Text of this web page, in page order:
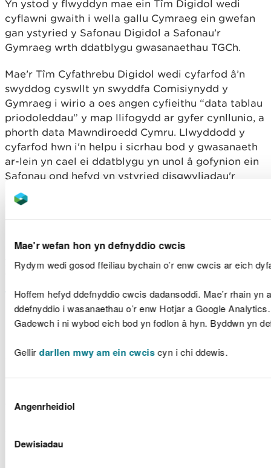
Mae'r wefan hon yn defnyddio cwcis
Rydym wedi gosod ffeiliau bychain o’r enw cwcis ar eich
Hoffem hefyd ddefnyddio cwcis dadansoddi. Mae’r rhain
ddefnyddio i wasanaethau o’r enw Hotjar a Google
Gadewch i ni wybod eich bod yn fodlon â hyn. Byddwn yn
Gellirdarllen mwy am ein cwciscyn i chi ddewis.
Caniatâd
Angenrheidiol
Dewisiadau
Yn ystod y flwyddyn mae ein Tîm Digidol wedi
cyflawni gwaith i wella gallu Cymraeg ein gwefan
gan ystyried y Safonau Digidol a Safonau’r
Gymraeg wrth ddatblygu gwasanaethau TGCh.
Mae’r Tîm Cyfathrebu Digidol wedi cyfarfod â’n
swyddog cyswllt yn swyddfa Comisiynydd y
Gymraeg i wirio a oes angen cyfieithu “data tablau
priodoleddau” y map llifogydd ar gyfer cynllunio, a
phorth data Mawndiroedd Cymru. Llwyddodd y
cyfarfod hwn i'n helpu i sicrhau bod y gwasanaeth
ar-lein yn cael ei ddatblygu yn unol â gofynion ein
Safonau ond hefyd yn ystyried disgwyliadau'r
rheini sy'n defnyddio'r gwasanaeth a'r cyfyngiadau
o ran gallu diwygio rhywfaint o wybodaeth
dechnegol.
Gellir dod o hyd i ragor o wybodaeth am y gwaith
y mae’r Tîm wedi’i wneud i wella gallu dwyieithog y
atodiad 2 yr adroddiad hwn.
Geiriadur rhywogaethau morol
gyda Phrifysgol Bangor i ddatblygu “Geiriadur
sy'n cynnwys eu henwau cyffredin yn Saesneg, yn